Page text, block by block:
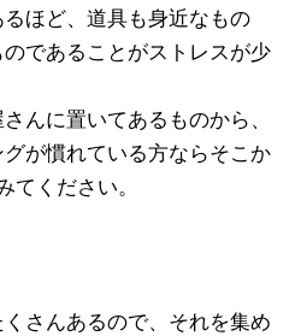
ほど、道具も身近なもの
であることがストレスが少
んに置いてあるものから、
が慣れている方ならそこか
てください。
さんあるので、それを集め